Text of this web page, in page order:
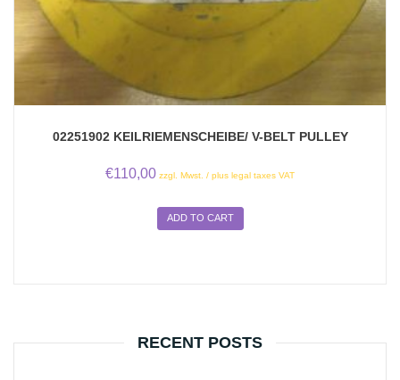
02251902 KEILRIEMENSCHEIBE/ V-BELT PULLEY
€110,00 zzgl. Mwst. / plus legal taxes VAT
ADD TO CART
RECENT POSTS